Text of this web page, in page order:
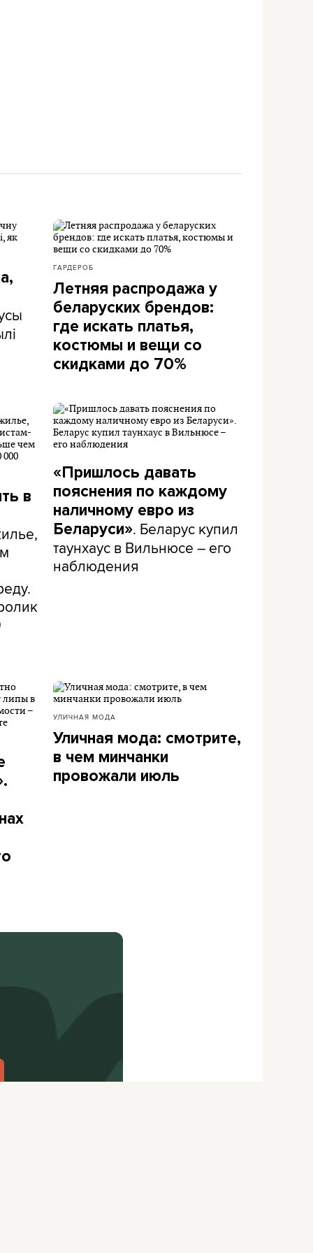
ГАРДЕРОБ
Летняя распродажа у
беларуских брендов:
где искать платья,
костюмы и вещи со
скидками до 70%
в
«Пришлось давать
пояснения по каждому
наличному евро из
Беларуси». Беларус купил
таунхаус в Вильнюсе – его
наблюдения
УЛИЧНАЯ МОДА
Уличная мода: смотрите,
в чем минчанки
провожали июль